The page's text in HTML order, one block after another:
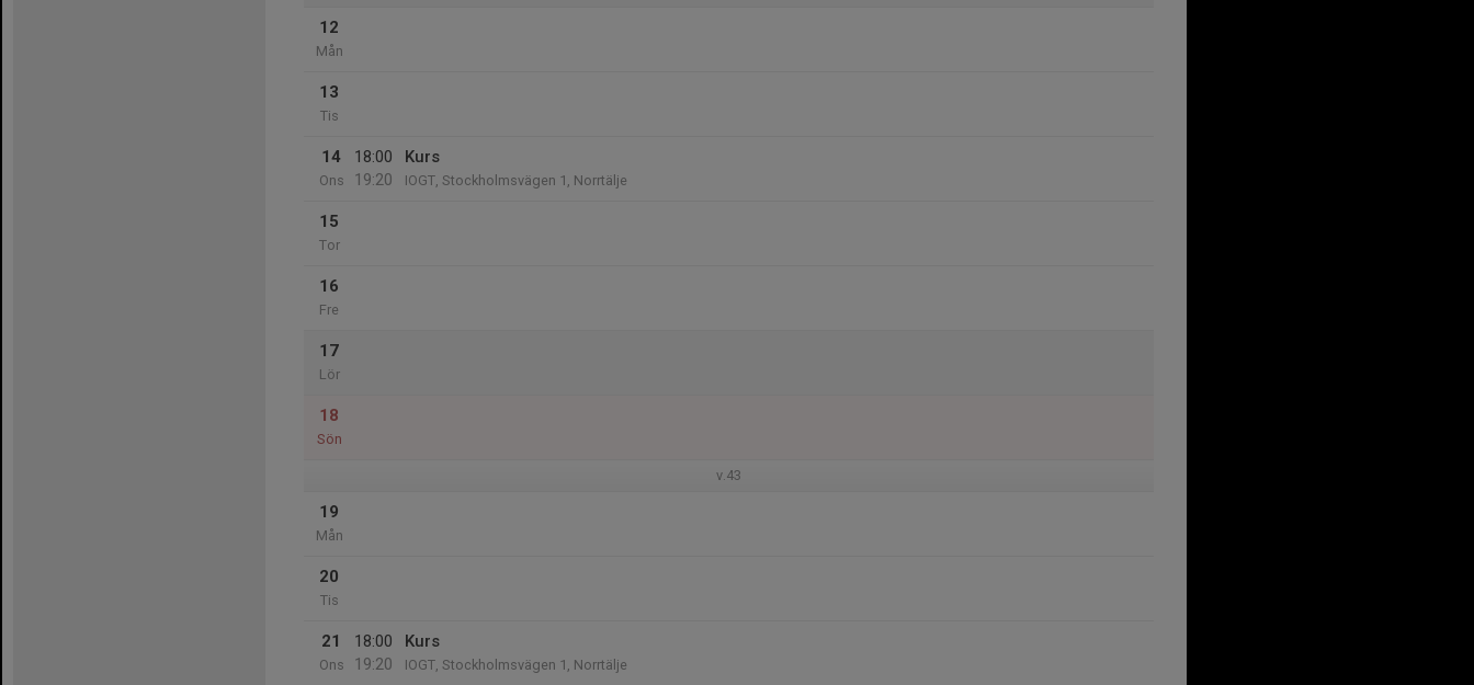
12
Mån
13
Tis
14
Ons
18:00
19:20
Kurs
IOGT, Stockholmsvägen 1, Norrtälje
15
Tor
16
Fre
17
Lör
18
Sön
v.43
19
Mån
20
Tis
21
Ons
18:00
19:20
Kurs
IOGT, Stockholmsvägen 1, Norrtälje